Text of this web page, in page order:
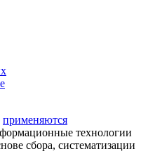
применяются
технологии
сбора, систематизации